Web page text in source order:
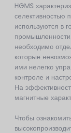
HGMS
селективностью
используются в
необходимо
которые
ими нелегко
контроле и
На
магнитные
Чтобы